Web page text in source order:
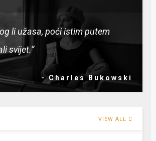
li užasa, poći istim putem
svijet.”
- Charles Bukowski
VIEW ALL